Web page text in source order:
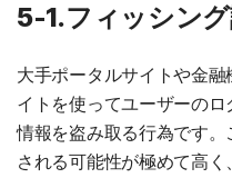
5-1.フィッシン
大手ポータルサイトや金
イトを使ってユーザーの
情報を盗み取る行為です
される可能性が極めて高